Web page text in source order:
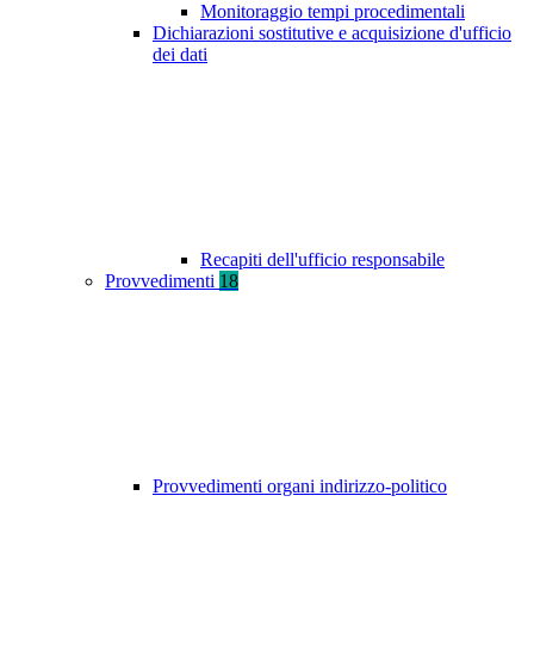
Monitoraggio tempi procedimentali
Dichiarazioni sostitutive e acquisizione d'ufficio
dei dati
Recapiti dell'ufficio responsabile
Provvedimenti 18
Provvedimenti organi indirizzo-politico